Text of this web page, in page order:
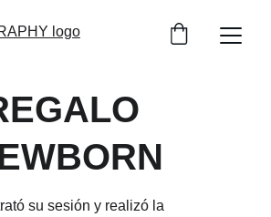
su sesión y realizó la